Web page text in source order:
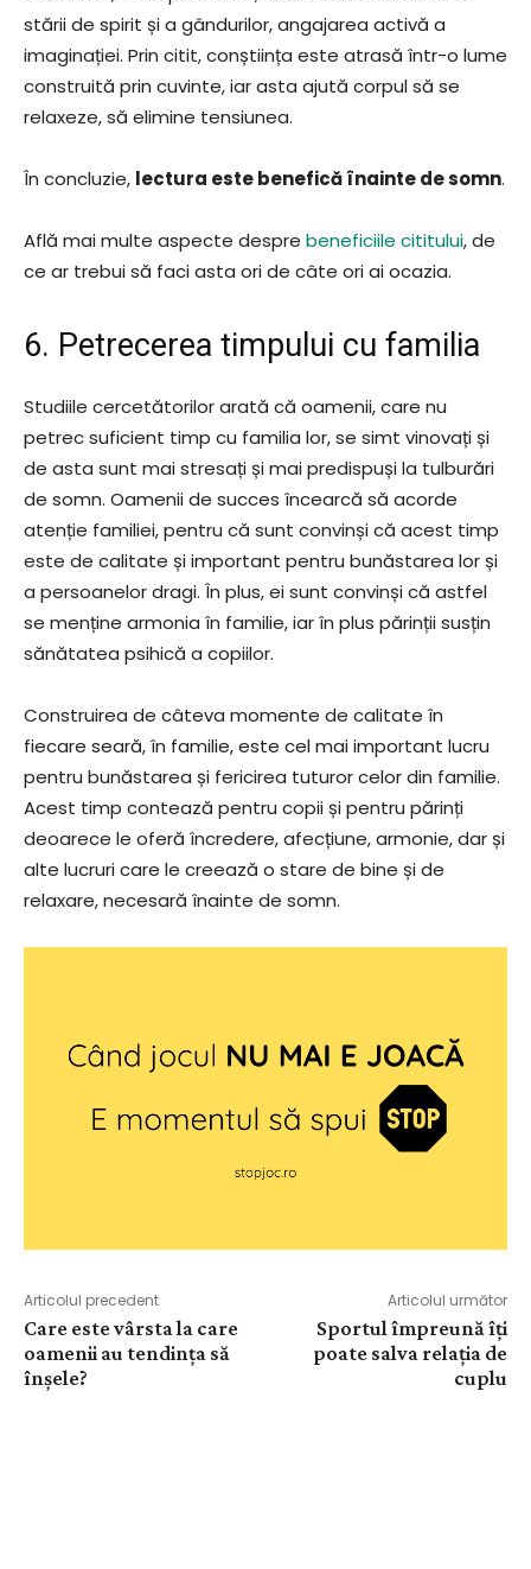
stării de spirit și a gândurilor, angajarea activă a
imaginației. Prin citit, conștiința este atrasă într-o lume
construită prin cuvinte, iar asta ajută corpul să se
relaxeze, să elimine tensiunea.
În concluzie, lectura este benefică înainte de somn.
Află mai multe aspecte despre beneficiile cititului, de
ce ar trebui să faci asta ori de câte ori ai ocazia.
6. Petrecerea timpului cu familia
Studiile cercetătorilor arată că oamenii, care nu
petrec suficient timp cu familia lor, se simt vinovați și
de asta sunt mai stresați și mai predispuși la tulburări
de somn. Oamenii de succes încearcă să acorde
atenție familiei, pentru că sunt convinși că acest timp
este de calitate și important pentru bunăstarea lor și
a persoanelor dragi. În plus, ei sunt convinși că astfel
se menține armonia în familie, iar în plus părinții susțin
sănătatea psihică a copiilor.
Construirea de câteva momente de calitate în
fiecare seară, în familie, este cel mai important lucru
pentru bunăstarea și fericirea tuturor celor din familie.
Acest timp contează pentru copii și pentru părinți
deoarece le oferă încredere, afecțiune, armonie, dar și
alte lucruri care le creează o stare de bine și de
relaxare, necesară înainte de somn.
Articolul precedent
Care este vârsta la care
oamenii au tendința să
înșele?
Articolul următor
Sportul împreună îți
poate salva relația de
cuplu